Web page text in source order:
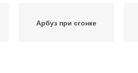
Арбуз при сгонке